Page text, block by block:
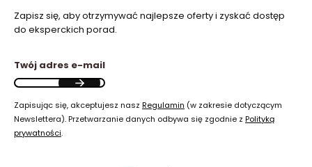
Zapisz się, aby otrzymywać najlepsze oferty i zyskać dostęp
do eksperckich porad.
Twój adres e-mail
Zapisując się, akceptujesz nasz Regulamin (w zakresie dotyczącym
Newslettera). Przetwarzanie danych odbywa się zgodnie z Polityką
prywatności.